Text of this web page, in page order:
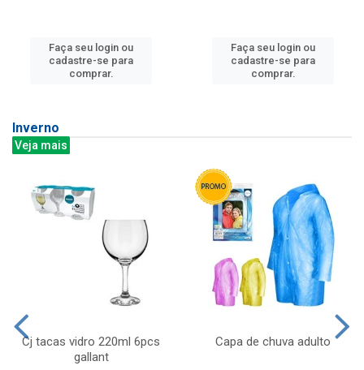
Faça seu login ou
cadastre-se para
comprar.
Faça seu login ou
cadastre-se para
comprar.
Inverno
Veja mais
Cj tacas vidro 220ml 6pcs
gallant
Capa de chuva adulto